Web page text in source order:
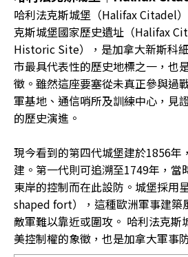
哈利法克斯城堡（Halifax Citadel
克斯城堡國家歷史遺址（Halifax
Historic Site），是加拿大新斯科
市最具代表性的歷史地標之一，也
徵。雖然這座要塞從未真正參與過
軍基地、通信哨所及訓練中心，見
的歷史演進。
現今看到的第四代城堡建於1856年
建。第一代則可追溯至1749年，當
東岸的控制而在此設防。城堡採用
shaped fort），這種歐洲軍事建築
敵軍難以靠近或圍攻。 哈利法克斯
美控制權的象徵，也是加拿大軍事